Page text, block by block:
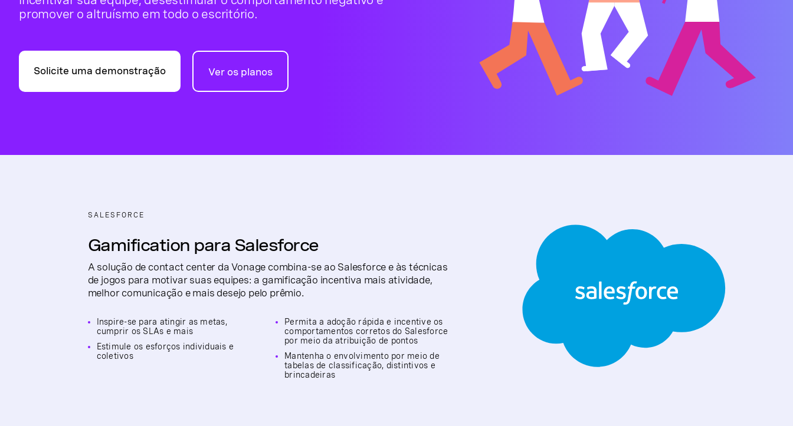
promover o altruísmo em todo o escritório.
Solicite uma demonstração Ver os planos
SALESFORCE
Gamification para Salesforce
A solução de contact center da Vonage combina-se ao Salesforce e às técnicas
de jogos para motivar suas equipes: a gamificação incentiva mais atividade,
melhor comunicação e mais desejo pelo prêmio.
Inspire-se para atingir as metas,
cumprir os SLAs e mais
Estimule os esforços individuais e
coletivos
Permita a adoção rápida e incentive os
comportamentos corretos do Salesforce
por meio da atribuição de pontos
Mantenha o envolvimento por meio de
tabelas de classificação, distintivos e
brincadeiras